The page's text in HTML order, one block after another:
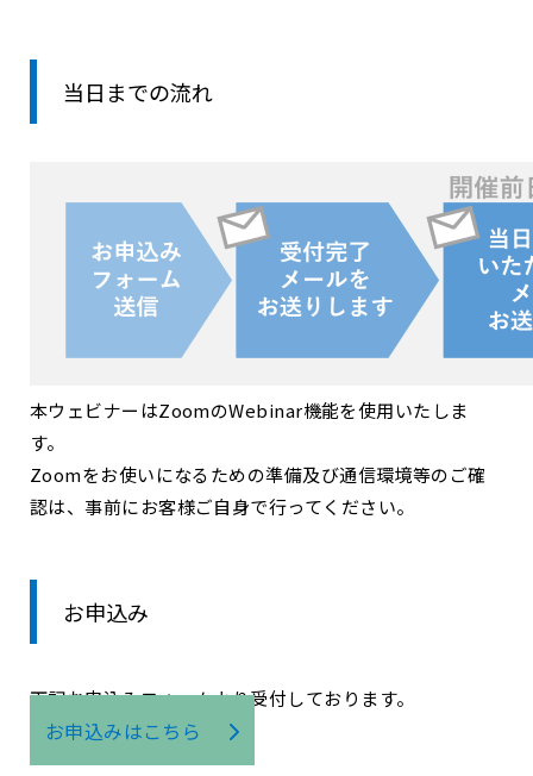
当日までの流れ
本ウェビナーはZoomのWebinar機能を使用いたしま
す。
Zoomをお使いになるための準備及び通信環境等のご確
認は、事前にお客様ご自身で行ってください。
お申込み
下記お申込みフォームより受付しております。
お申込みはこちら